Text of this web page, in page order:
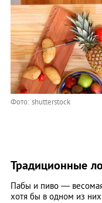
Фото: shutterstock
Традиционные
Пабы и пиво — весомая
хотя бы в одном из